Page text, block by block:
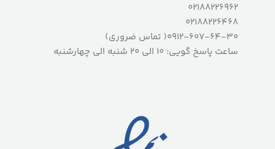
02188226962
02188226468
0912-607-64-30( تماس ضروری)
ساعت پاسخ گویی: 10 الی 20 شنبه الی چهارشنبه